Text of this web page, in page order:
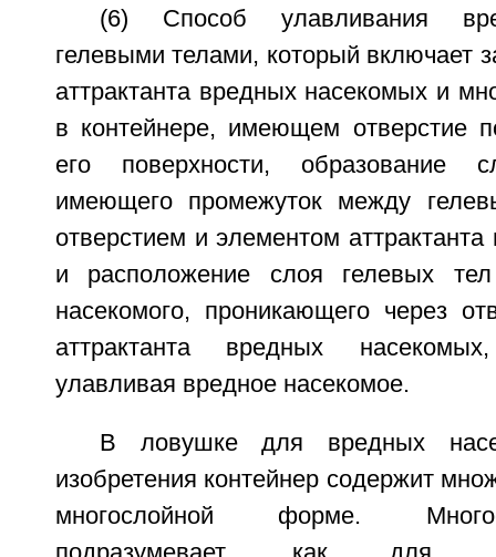
(6) Способ улавливания
гелевыми телами, который включает
аттрактанта вредных насекомых и
в контейнере, имеющем отверстие
его поверхности, образование
имеющего промежуток между
отверстием и элементом
и расположение слоя гелевых
насекомого, проникающего через
аттрактанта вредных
улавливая вредное насекомое.
В ловушке для вредных
изобретения контейнер содержит
многослойной форме.